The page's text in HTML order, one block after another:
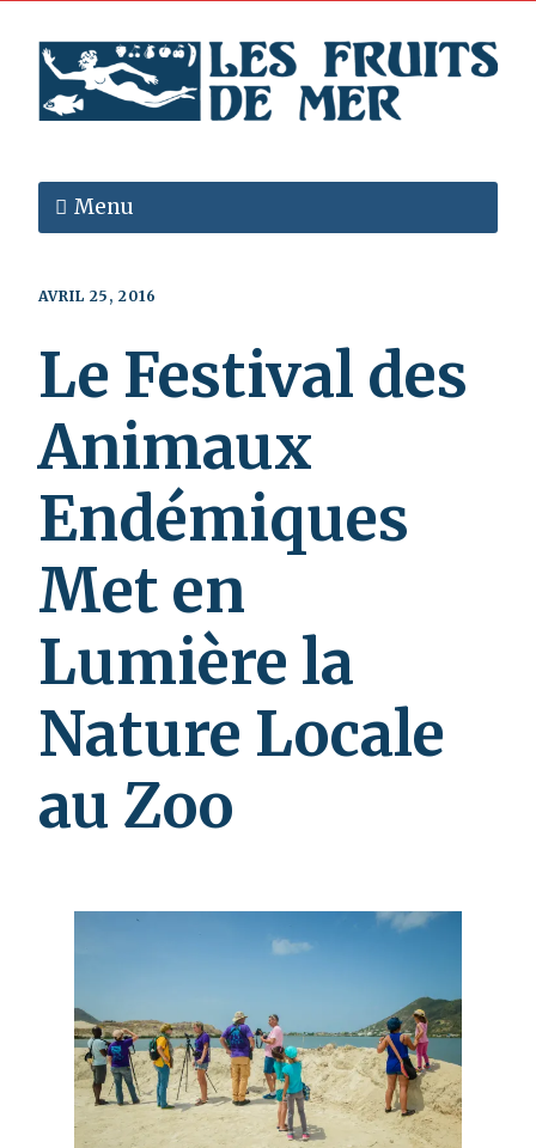
Menu
AVRIL 25, 2016
Le Festival des
Animaux
Endémiques
Met en
Lumière la
Nature Locale
au Zoo